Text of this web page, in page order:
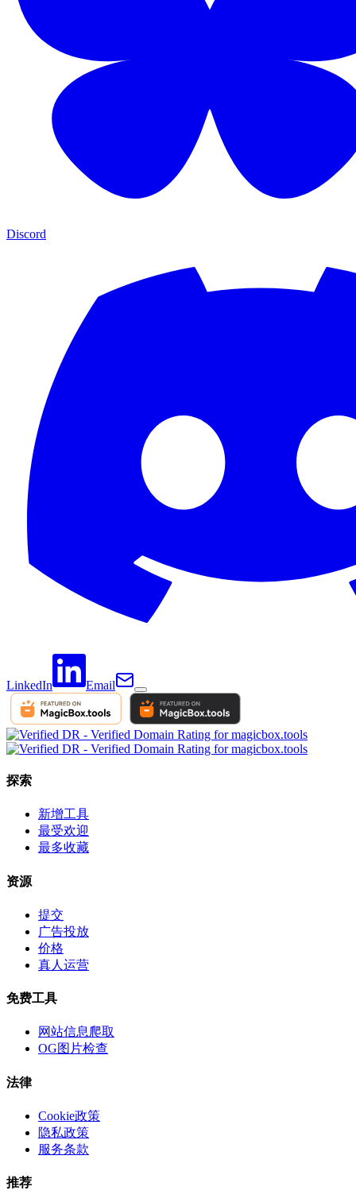
Discord
LinkedIn Email
探索
新增工具
最受欢迎
最多收藏
资源
提交
广告投放
价格
真人运营
免费工具
网站信息爬取
OG图片检查
法律
Cookie政策
隐私政策
服务条款
推荐